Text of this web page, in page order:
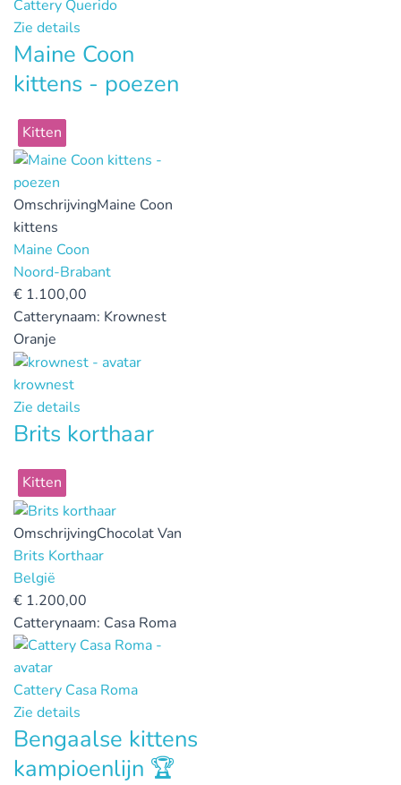
Cattery Querido
Zie details
Maine Coon
kittens - poezen
Kitten
OmschrijvingMaine Coon
kittens
Maine Coon
Noord-Brabant
€ 1.100,00
Catterynaam: Krownest
Oranje
krownest
Zie details
Brits korthaar
Kitten
OmschrijvingChocolat Van
Brits Korthaar
België
€ 1.200,00
Catterynaam: Casa Roma
Cattery Casa Roma
Zie details
Bengaalse kittens
kampioenlijn 🏆